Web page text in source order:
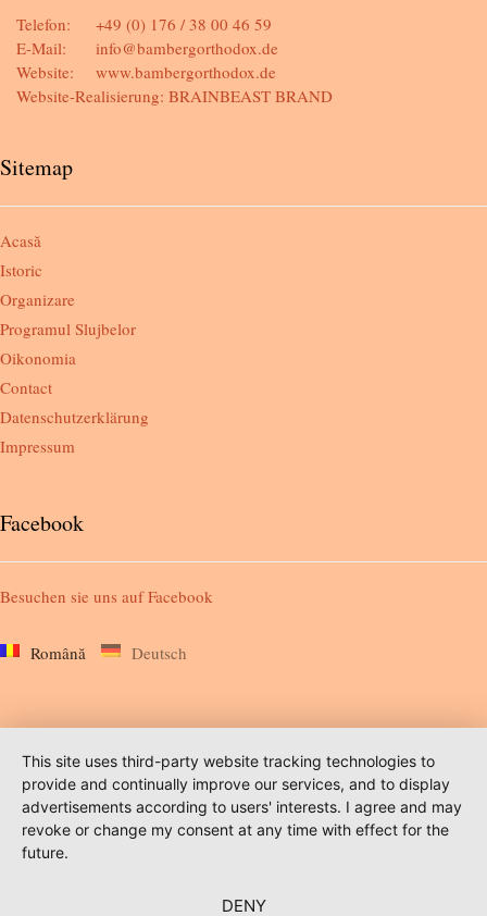
Telefon:
E-Mail:
Website:
+49 (0) 176 / 38 00 46 59
info@bambergorthodox.de
www.bambergorthodox.de
Website-Realisierung: BRAINBEAST BRAND
Sitemap
Acasă
Istoric
Organizare
Programul Slujbelor
Oikonomia
Contact
Datenschutzerklärung
Impressum
Facebook
Besuchen sie uns aufFacebook
Română Deutsch
This site uses third-party website tracking technologies to
provide and continually improve our services, and to display
advertisements according to users' interests. I agree and may
revoke or change my consent at any time with effect for the
future.
DENY